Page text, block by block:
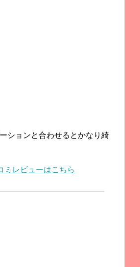
ションと合わせるとかなり綺
ミレビューはこ ちら